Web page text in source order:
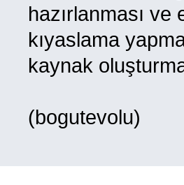
hazırlanması ve
kıyaslama
kaynak
(bogutevolu)